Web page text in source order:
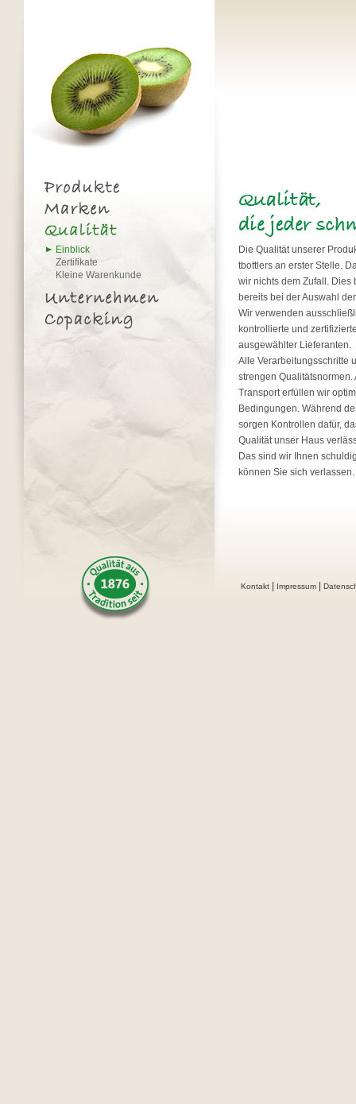
Einblick
Zertifikate
Kleine Warenkunde
Die Qualität unserer
tbottlers an erster Stelle.
wir nichts dem Zufall. Dies
bereits bei der Auswahl
Wir verwenden
kontrollierte und
ausgewählter Lieferanten.
Alle Verarbeitungsschritte
strengen Qualitätsnormen.
Transport erfüllen wir
Bedingungen. Während
sorgen Kontrollen dafür,
Qualität unser Haus
Das sind wir Ihnen
können Sie sich verlassen.
Kontakt Impressum